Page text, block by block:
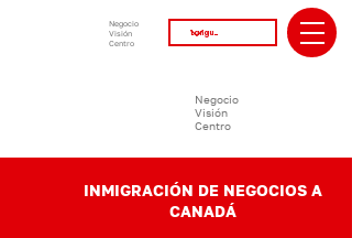
Negocio
Visión
Centro
Negocio
Visión
Centro
INMIGRACIÓN DE NEGOCIOS A
CANADÁ